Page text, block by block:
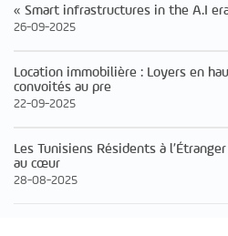
« Smart infrastructures in the A.I
26-09-2025
Location immobilière : Loyers en
convoités au pre
22-09-2025
Les Tunisiens Résidents à
au cœur
28-08-2025